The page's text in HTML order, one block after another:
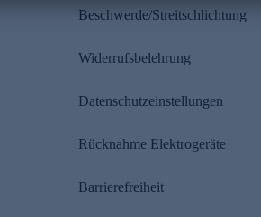
Beschwerde/Streitschlichtung
Widerrufsbelehrung
Datenschutzeinstellungen
Rücknahme Elektrogeräte
Barrierefreiheit